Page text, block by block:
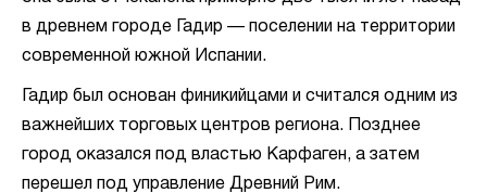
в древнем городе Гадир — поселении на территории
современной южной Испании.
Гадир был основан финикийцами и считался одним из
важнейших торговых центров региона. Позднее
город оказался под властью Карфаген, а затем
перешел под управление Древний Рим.